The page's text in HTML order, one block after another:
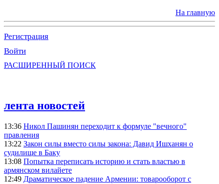
На главную
Регистрация
Войти
РАСШИРЕННЫЙ ПОИСК
лента новостей
13:36 Никол Пашинян переходит к формуле "вечного"
правления
13:22 Закон силы вместо силы закона: Давид Ишханян о
судилище в Баку
13:08 Попытка переписать историю и стать властью в
армянском вилайете
12:49 Драматическое падение Армении: товарооборот с